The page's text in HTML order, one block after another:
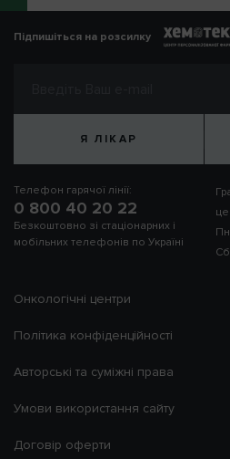
Підпишіться на розсилку
Я ЛІКАР
Телефон гарячої лінії:
0 800 40 20 22
Безкоштовно зі стаціонарних і
мобільних телефонів по Україні
Онкологічні центри
Політика конфіденційності
Авторські та суміжні права
Умови використання сайту
Договір оферти